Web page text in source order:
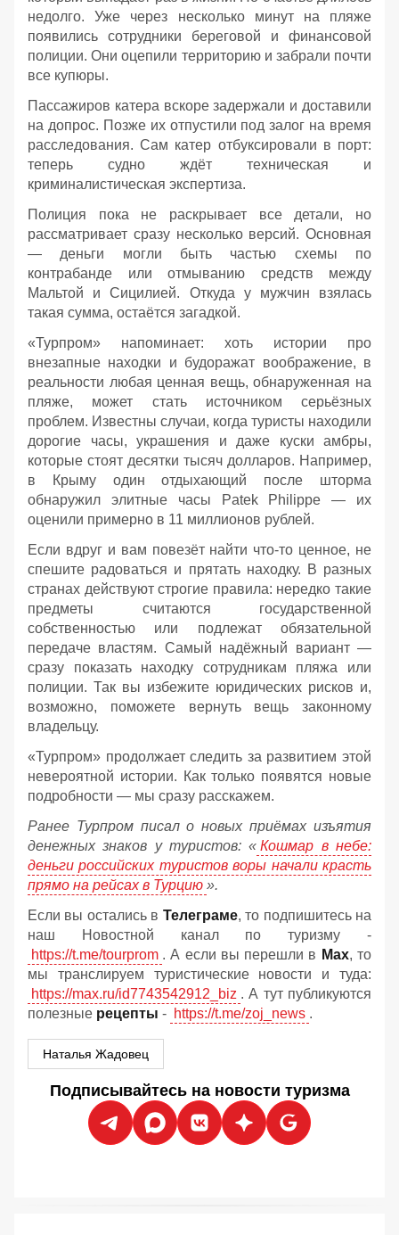
недолго. Уже через несколько минут на пляже
появились сотрудники береговой и финансовой
полиции. Они оцепили территорию и забрали почти
все купюры.
Пассажиров катера вскоре задержали и доставили
на допрос. Позже их отпустили под залог на время
расследования. Сам катер отбуксировали в порт:
теперь судно ждёт техническая и
криминалистическая экспертиза.
Полиция пока не раскрывает все детали, но
рассматривает сразу несколько версий. Основная
— деньги могли быть частью схемы по
контрабанде или отмыванию средств между
Мальтой и Сицилией. Откуда у мужчин взялась
такая сумма, остаётся загадкой.
«Турпром» напоминает: хоть истории про
внезапные находки и будоражат воображение, в
реальности любая ценная вещь, обнаруженная на
пляже, может стать источником серьёзных
проблем. Известны случаи, когда туристы находили
дорогие часы, украшения и даже куски амбры,
которые стоят десятки тысяч долларов. Например,
в Крыму один отдыхающий после шторма
обнаружил элитные часы Patek Philippe — их
оценили примерно в 11 миллионов рублей.
Если вдруг и вам повезёт найти что‑то ценное, не
спешите радоваться и прятать находку. В разных
странах действуют строгие правила: нередко такие
предметы считаются государственной
собственностью или подлежат обязательной
передаче властям. Самый надёжный вариант —
сразу показать находку сотрудникам пляжа или
полиции. Так вы избежите юридических рисков и,
возможно, поможете вернуть вещь законному
владельцу.
«Турпром» продолжает следить за развитием этой
невероятной истории. Как только появятся новые
подробности — мы сразу расскажем.
Ранее Турпром писал о новых приёмах изъятия
денежных знаков у туристов: « Кошмар в небе:
деньги российских туристов воры начали красть
прямо на рейсах в Турцию ».
Если вы остались в Телеграме, то подпишитесь на
наш Новостной канал по туризму -
https://t.me/tourprom . А если вы перешли в Мах, то
мы транслируем туристические новости и туда:
https://max.ru/id7743542912_biz . А тут публикуются
полезные рецепты - https://t.me/zoj_news .
Наталья Жадовец
Подписывайтесь на новости туризма